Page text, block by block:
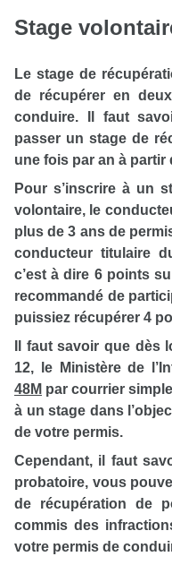
Stage
Le stage de
de récupérer en
conduire. Il faut
passer un stage de
une fois par an à partir
Pour s’inscrire à un
volontaire, le
plus de 3 ans de
conducteur titulaire
c’est à dire 6 points
recommandé de
puissiez récupérer 4
Il faut savoir que dès
12, le Ministère de
48M par courrier
à un stage dans
de votre permis.
Cependant, il faut
probatoire, vous
de récupération de
commis des
votre permis de